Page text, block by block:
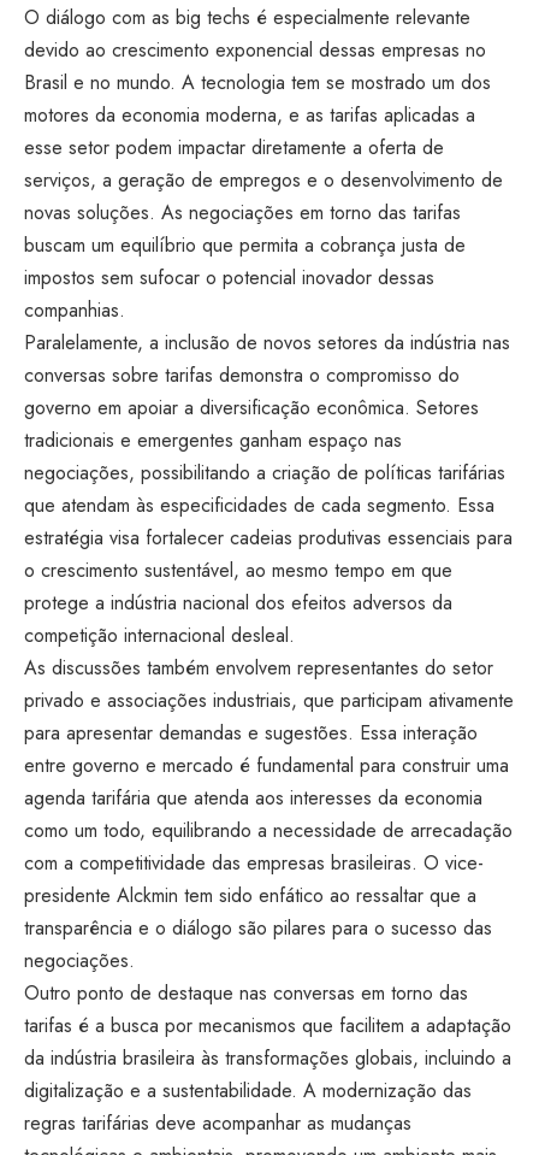
O diálogo com as big techs é especialmente relevante
devido ao crescimento exponencial dessas empresas no
Brasil e no mundo. A tecnologia tem se mostrado um dos
motores da economia moderna, e as tarifas aplicadas a
esse setor podem impactar diretamente a oferta de
serviços, a geração de empregos e o desenvolvimento de
novas soluções. As negociações em torno das tarifas
buscam um equilíbrio que permita a cobrança justa de
impostos sem sufocar o potencial inovador dessas
companhias.
Paralelamente, a inclusão de novos setores da indústria nas
conversas sobre tarifas demonstra o compromisso do
governo em apoiar a diversificação econômica. Setores
tradicionais e emergentes ganham espaço nas
negociações, possibilitando a criação de políticas tarifárias
que atendam às especificidades de cada segmento. Essa
estratégia visa fortalecer cadeias produtivas essenciais para
o crescimento sustentável, ao mesmo tempo em que
protege a indústria nacional dos efeitos adversos da
competição internacional desleal.
As discussões também envolvem representantes do setor
privado e associações industriais, que participam ativamente
para apresentar demandas e sugestões. Essa interação
entre governo e mercado é fundamental para construir uma
agenda tarifária que atenda aos interesses da economia
como um todo, equilibrando a necessidade de arrecadação
com a competitividade das empresas brasileiras. O vice-
presidente Alckmin tem sido enfático ao ressaltar que a
transparência e o diálogo são pilares para o sucesso das
negociações.
Outro ponto de destaque nas conversas em torno das
tarifas é a busca por mecanismos que facilitem a adaptação
da indústria brasileira às transformações globais, incluindo a
digitalização e a sustentabilidade. A modernização das
regras tarifárias deve acompanhar as mudanças